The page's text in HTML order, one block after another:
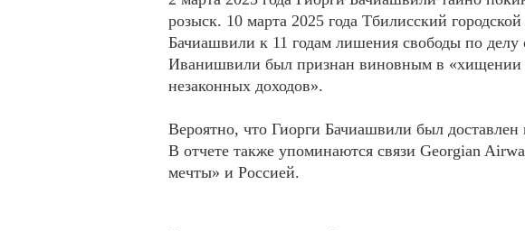
розыск. 10 марта 2025 года Тбилисский
Бачиашвили к 11 годам лишения свободы по
Иванишвили был признан виновным в «хищении
незаконных доходов».
Вероятно, что Гиорги Бачиашвили был
В отчете также упоминаются связи Georgian
мечты» и Россией.